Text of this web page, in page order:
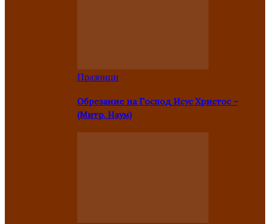
Празници
Oбрезание на Господ Исус Христос –
(Митр. Наум)